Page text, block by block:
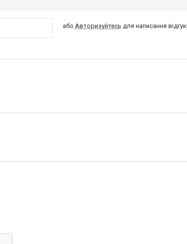
або Авторизуйтесь для написання